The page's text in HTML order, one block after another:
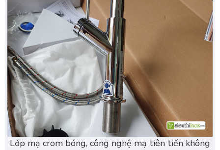
Lớp mạ crom bóng, công nghệ mạ tiên tiến không